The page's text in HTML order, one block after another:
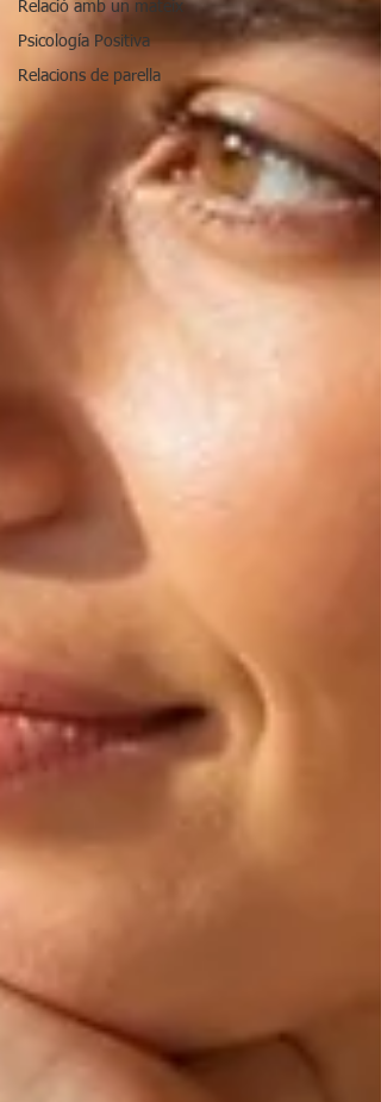
Relació amb un mateix
Psicología Positiva
Relacions de parella